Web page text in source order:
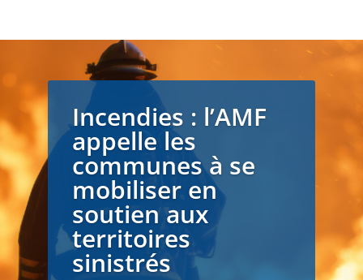
Incendies : l’AMF
appelle les
communes à se
mobiliser en
soutien aux
territoires
sinistrés